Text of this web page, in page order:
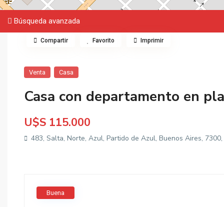
Búsqueda avanzada
Venta Casa
Casa con departamento en
U$S 115.000
483, Salta, Norte, Azul, Partido de Azul, Buenos Aires,
Compartir Favorito Imprimir
Buena